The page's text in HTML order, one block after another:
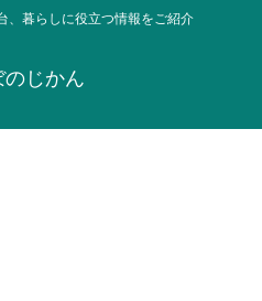
、暮らしに役立つ情報をご紹介
のじかん